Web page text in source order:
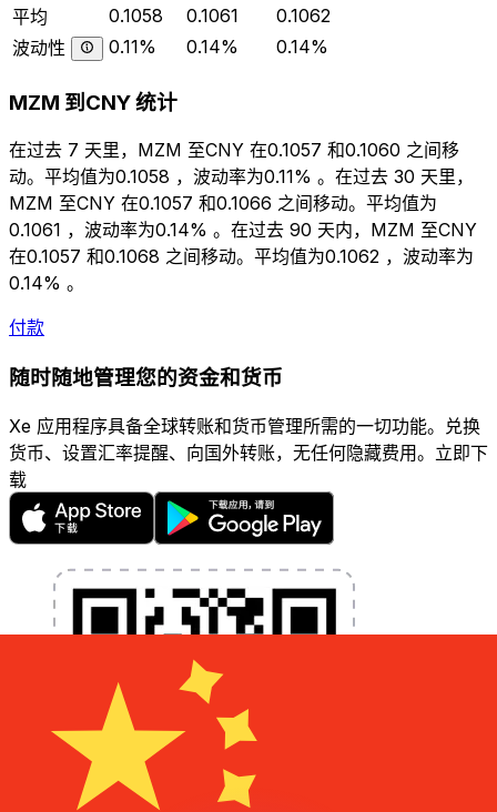
平均
0.1058 0.1061
0.1062
波动性
0.11% 0.14% 0.14%
MZM 到CNY 统计
在过去 7 天里，MZM 至CNY 在0.1057 和0.1060 之间移
动。平均值为0.1058 ，波动率为0.11% 。在过去 30 天里，
MZM 至CNY 在0.1057 和0.1066 之间移动。平均值为
0.1061 ，波动率为0.14% 。在过去 90 天内，MZM 至CNY
在0.1057 和0.1068 之间移动。平均值为0.1062 ，波动率为
0.14% 。
付款
随时随地管理您的资金和货币
Xe 应用程序具备全球转账和货币管理所需的一切功能。兑换
货币、设置汇率提醒、向国外转账，无任何隐藏费用。立即下
载